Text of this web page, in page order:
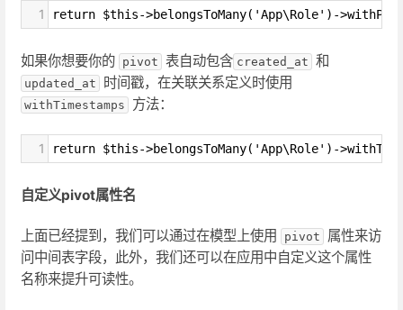
1 return $this->belongsToMany('App\Role')-
如果你想要你的 pivot 表自动包含 created_at 和
updated_at 时间戳，在关联关系定义时使用
withTimestamps 方法：
1 return $this->belongsToMany('App\Role')-
自定义pivot属性名
上面已经提到，我们可以通过在模型上使用 pivot
属性来访
问中间表字段，此外，我们还可以在应用中自定义这个属性
名称来提升可读性。